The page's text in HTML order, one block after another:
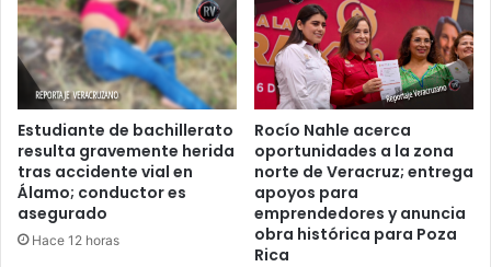
Estudiante de bachillerato
resulta gravemente herida
tras accidente vial en
Álamo; conductor es
asegurado
Hace 12 horas
Rocío Nahle acerca
oportunidades a la zona
norte de Veracruz; entrega
apoyos para
emprendedores y anuncia
obra histórica para Poza
Rica